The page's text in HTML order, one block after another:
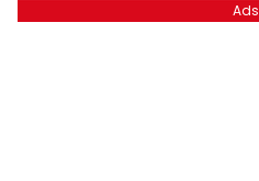
Ads